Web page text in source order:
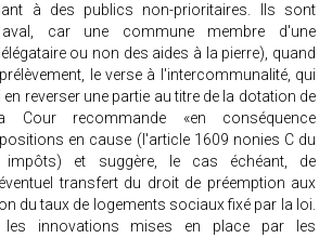
à des publics non-prioritaires. Ils sont
car une commune membre d'une
ou non des aides à la pierre), quand
le verse à l'intercommunalité, qui
reverser une partie au titre de la dotation de
Cour recommande «en conséquence
en cause (l'article 1609 nonies C du
impôts) et suggère, le cas échéant, de
transfert du droit de préemption aux
du taux de logements sociaux fixé par la loi.
les innovations mises en place par les